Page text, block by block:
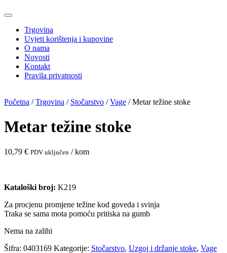
Trgovina
Uvjeti korištenja i kupovine
O nama
Novosti
Kontakt
Pravila privatnosti
Početna /Trgovina / Stočarstvo /Vage / Metar težine stoke
Metar težine stoke
10,79 € PDV uključen / kom
Kataloški broj: K219
Za procjenu promjene težine kod goveda i svinja
Traka se sama mota pomoću pritiska na gumb
Nema na zalihi
Šifra: 0403169 Kategorije: Stočarstvo, Uzgoj i držanje stoke, Vage